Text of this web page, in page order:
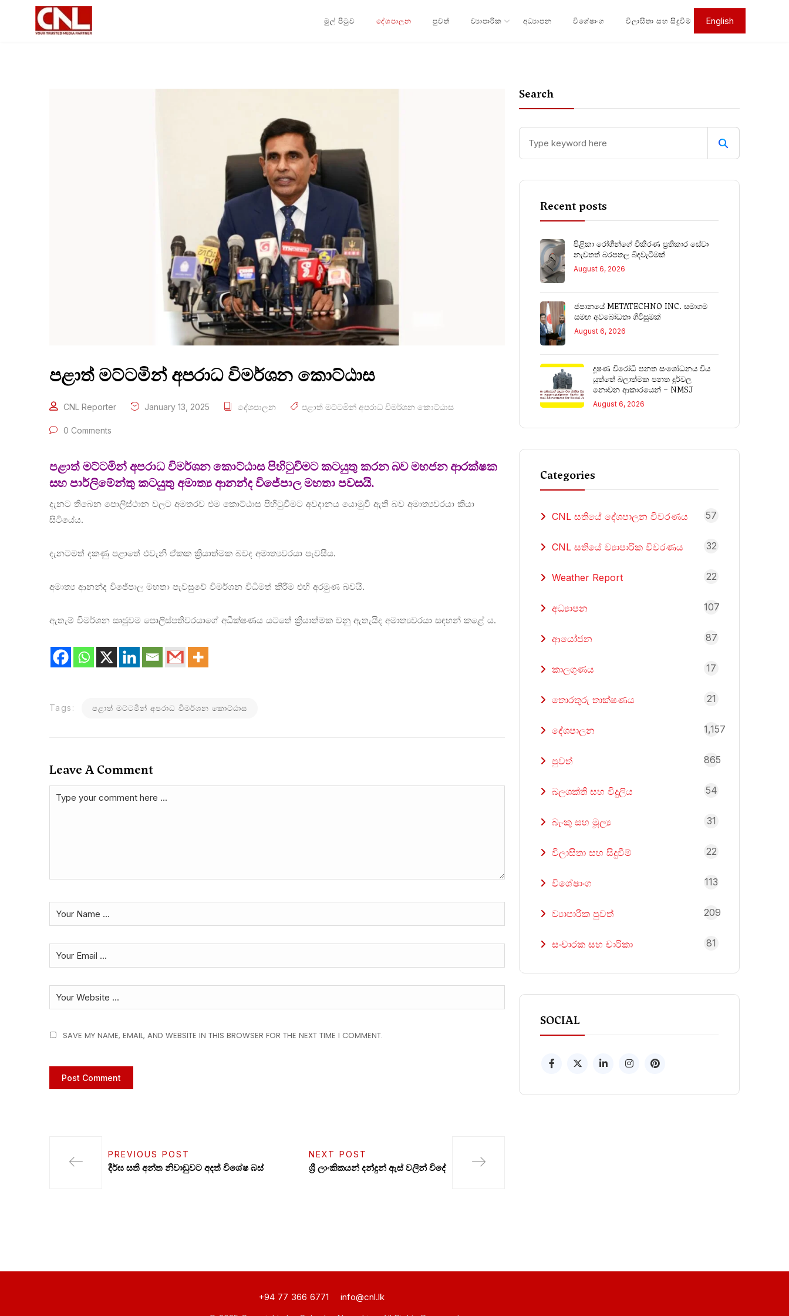
මුල් පිටුව දේශපාලන පුවත් ව්‍යාපාරික අධ්‍යාපන විශේෂාංග විලාසිතා සහ සිදුවීම් English
පළාත් මට්ටමින් අපරාධ විමර්ශන කොට්ඨාස
CNL Reporter January 13, 2025 දේශපාලන පළාත් මට්ටමින් අපරාධ විමර්ශන කොට්ඨාස
0 Comments
පළාත් මට්ටමින් අපරාධ විමර්ශන කොට්ඨාස පිහිටුවීමට කටයුතු කරන බව මහජන ආරක්ෂක
සහ පාර්ලිමේන්තු කටයුතු අමාත්‍ය ආනන්ද විජේපාල මහතා පවසයි.
දැනට තිබෙන පොලිස්ථාන වලට අමතරව එම කොට්ඨාස පිහිටුවීමට අවදානය යොමුවී ඇති බව අමාත්‍යවරයා කියා
සිටියේය.
දැනටමත් දකණු පළාතේ එවැනි ඒකක ක්‍රියාත්මක බවද අමාත්‍යවරයා පැවසීය.
අමාත්‍ය ආනන්ද විජේපාල මහතා පැවසුවේ විමර්ශන විධිමත් කිරීම එහි අරමුණ බවයි.
ඇතැම් විමර්ශන සෘජුවම පොලිස්පතිවරයාගේ අධීක්ෂණය යටතේ ක්‍රියාත්මක වනු ඇතැයිද අමාත්‍යවරයා සඳහන් කළේ ය.
Tags: පළාත් මට්ටමින් අපරාධ විමර්ශන කොට්ඨාස
Leave A Comment
SAVE MY NAME, EMAIL, AND WEBSITE IN THIS BROWSER FOR THE NEXT TIME I COMMENT.
PREVIOUS POST
දීර්ඝ සති අන්ත නිවාඩුවට අදත් විශේෂ බස්
NEXT POST
ශ්‍රී ලාංකිකයන් දන්දුන් ඇස් වලින් විදේ
Search
Recent posts
පිළිකා රෝගීන්ගේ විකිරණ ප්‍රතිකාර සේවා
නැවතත් බරපතල බිඳවැටීමක්
August 6, 2026
ජපානයේ METATECHNO INC. සමාගම
සමඟ අවබෝධතා ගිවිසුමක්
August 6, 2026
දූෂණ විරෝධී පනත සංශෝධනය විය
යුත්තේ බලාත්මක පනත දුර්වල
නොවන ආකාරයෙන් – NMSJ
August 6, 2026
Categories
CNL සතියේ දේශපාලන විවරණය 57
CNL සතියේ ව්‍යාපාරික විවරණය 32
Weather Report 22
අධ්‍යාපන 107
ආයෝජන 87
කාලගුණය 17
තොරතුරු තාක්ෂණය 21
දේශපාලන 1,157
පුවත් 865
බලශක්ති සහ විදුලිය 54
බැංකු සහ මූල්‍ය 31
විලාසිතා සහ සිදුවීම් 22
විශේෂාංග 113
ව්‍යාපාරික පුවත් 209
සංචාරක සහ චාරිකා 81
SOCIAL
+94 77 366 6771 info@cnl.lk